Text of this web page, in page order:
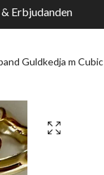
& Erbjudanden
Guldkedja m